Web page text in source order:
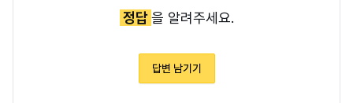
정답을 알려주세요.
답변 남기기